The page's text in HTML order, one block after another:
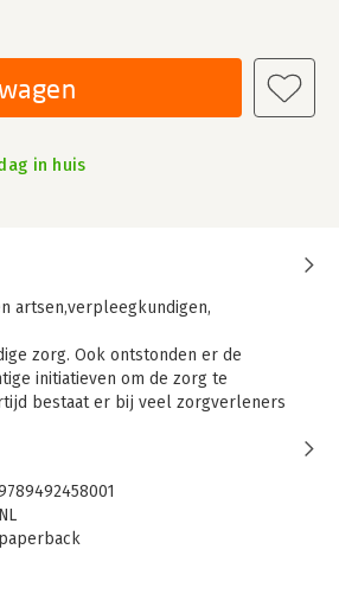
in huis
artsen,verpleegkundigen,
zorg. Ook ontstonden er de
initiatieven om de zorg te
bestaat er bij veel zorgverleners
Deze bekijken de zorg eenzijdig als
moet worden. Dit roept veel
ontmoedigt en remt de
de zorg legt die twee werelden
NL
paperback